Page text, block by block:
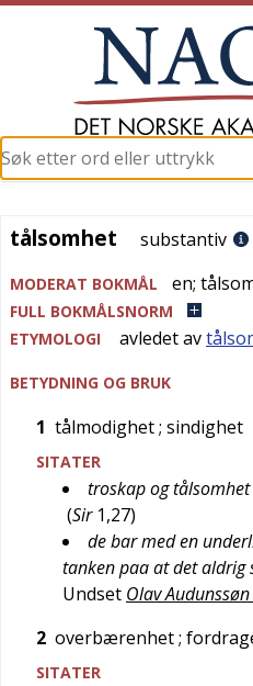
tålsomhet
tålsomhet substantiv
MODERAT BOKMÅL en;
FULL BOKMÅLSNORM
ETYMOLOGI
avledet av
BETYDNING OG BRUK
1 tålmodighet; sindighet
SITATER
troskap og
(Sir 1,27)
de bar med en
tanken paa at det aldrig
Undset Olav
2 overbærenhet;
SITATER